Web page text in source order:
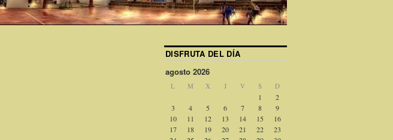
DISFRUTA DEL DÍA
agosto 2026
L M X J V S D
1
2
3
4 5 6 7 8
9
10
11 12 13 14 15
16
17
18 19 20 21 22
23